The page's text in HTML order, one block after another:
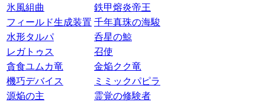
氷風組曲
鉄甲熔炎帝王
フィールド生成装置 千年真珠の海駿
水形タルパ
呑星の鯨
レガトゥス
召使
貪食ユムカ竜
金焔クク竜
機巧デバイス
ミミックパピラ
源焔の主
霊覚の修験者